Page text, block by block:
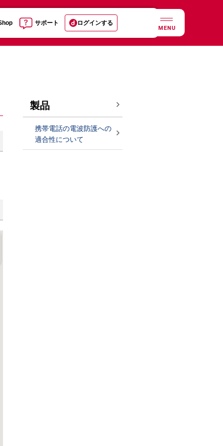
サポート ログインする
MENU
製品
携帯電話の電波防護への
適合性について